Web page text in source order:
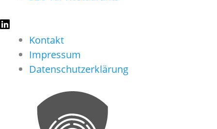
Kontakt
Impressum
Datenschutzerklärung